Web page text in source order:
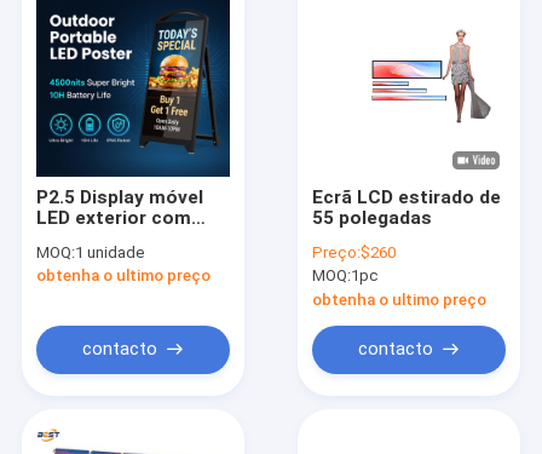
P2.5 Display móvel
LED exterior com
brilho e sinal LED
portátil alimentado
mAh
MOQ:1 unidade
obtenha o ultimo preço
contacto
Ecrã LCD estirado de
55 polegadas
Preço:$260
MOQ:1pc
obtenha o ultimo preço
contacto